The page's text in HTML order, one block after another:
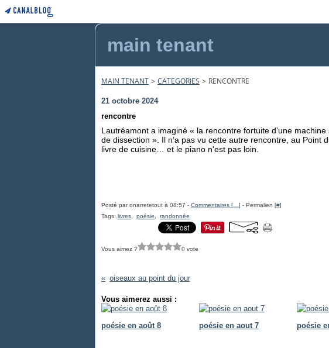
main tenant
MAIN TENANT > CATEGORIES > RENCONTRE
21 octobre 2024
rencontre
Lautréamont a imaginé « la rencontre fortuite d’une
de dissection ». Il n’a pas vu cette autre rencontre, au Point
livre de cuisine… et le piano n'est pas loin.
Posté par onarretetout à 08:57 - Commentaires [ ] - Permalien [#]
Tags: livres poésie randonnée
Vous aimez ? 0 vote
oiseaux au point du jour
Vous aimerez aussi :
poésie en août 8 poésie en aout 7 poésie